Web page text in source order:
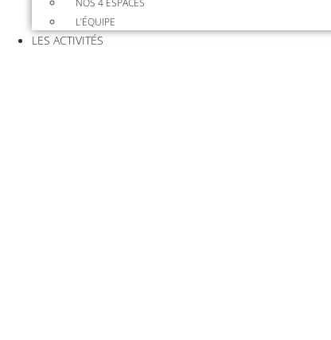
NOS 4 ESPACES
L’ÉQUIPE
LES ACTIVITÉS